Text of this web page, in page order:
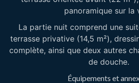
panoramique sur la
La partie nuit comprend une
terrasse privative (14,5 m²),
complète, ainsi que deux autres
de douche.
Équipements et